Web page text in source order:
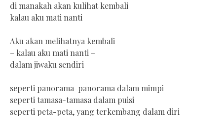
di manakah akan kulihat kembali
kalau aku mati nanti
Aku akan melihatnya kembali
– kalau aku mati nanti –
dalam jiwaku sendiri
seperti panorama-panorama dalam mimpi
seperti tamasa-tamasa dalam puisi
seperti peta-peta, yang terkembang dalam diri